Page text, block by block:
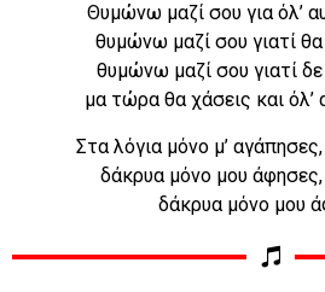
Θυμώνω μαζί σου για όλ’
θυμώνω μαζί σου γιατί
θυμώνω μαζί σου γιατί
μα τώρα θα χάσεις και όλ’
Στα λόγια μόνο μ’
δάκρυα μόνο μου
δάκρυα μόνο μου